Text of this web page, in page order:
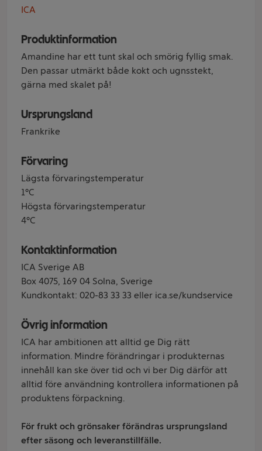
ICA
Produktinformation
Amandine har ett tunt skal och smörig fyllig smak.
Den passar utmärkt både kokt och ugnsstekt,
gärna med skalet på!
Ursprungsland
Frankrike
Förvaring
Lägsta förvaringstemperatur
1°C
Högsta förvaringstemperatur
4°C
Kontaktinformation
ICA Sverige AB
Box 4075, 169 04 Solna, Sverige
Kundkontakt: 020-83 33 33 eller ica.se/kundservice
Övrig information
ICA har ambitionen att alltid ge Dig rätt
information. Mindre förändringar i produkternas
innehåll kan ske över tid och vi ber Dig därför att
alltid före användning kontrollera informationen på
produktens förpackning.
För frukt och grönsaker förändras ursprungsland
efter säsong och leveranstillfälle.